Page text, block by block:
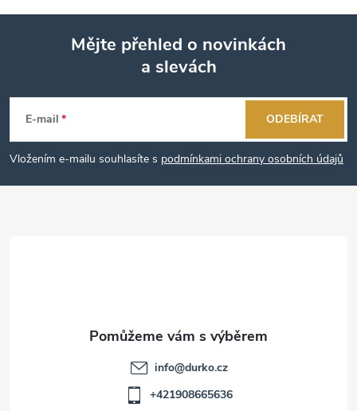
p
a
Mějte přehled o novinkách
a slevách
E-mail
Vložením e-mailu souhlasíte s podmínkami ochrany osobních údajů
ODEBÍRAT
info@durko.cz
+421908665636